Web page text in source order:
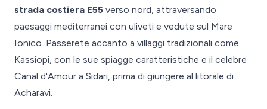
strada costiera E55 verso nord, attraversando
paesaggi mediterranei con uliveti e vedute sul Mare
Ionico. Passerete accanto a villaggi tradizionali come
Kassiopi, con le sue spiagge caratteristiche e il celebre
Canal d'Amour a Sidari, prima di giungere al litorale di
Acharavi.